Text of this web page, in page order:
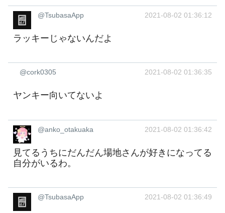
@TsubasaApp 2021-08-02 01:36:12
ラッキーじゃないんだよ
@cork0305 2021-08-02 01:36:35
ヤンキー向いてないよ
@anko_otakuaka 2021-08-02 01:36:42
見てるうちにだんだん場地さんが好きになってる
自分がいるわ。
@TsubasaApp 2021-08-02 01:36:49